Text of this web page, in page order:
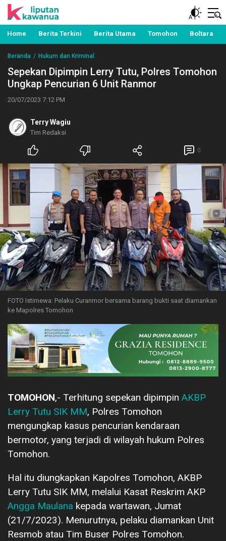
Liputan Kawanua
Berita Manado, Sulawesi Utara, Kawanua, Politik,
Pemerintahan, Hukum Kriminal dan Nasional
Home Berita Terkini Berita Utama Tomohon Boltara
Beranda Hukum dan Kriminal
Sepekan Dipimpin Lerry Tutu, Polres Tomohon
Ungkap Pencurian 6 Unit Ranmor
20/07/2023 7:12 PM
Terry Wagiu
Tim Redaksi
0
FOTO Istimewa: Pelaku Curanmor bersama barang bukti saat diamankan
ke Mapolres Tomohon
TOMOHON,- Terhitung sepekan dipimpin AKBP
Lerry Tutu SIK MM, Polres Tomohon
mengungkap kasus pencurian kendaraan
bermotor, yang terjadi di wilayah hukum Polres
Tomohon.
Hal itu diungkapkan Kapolres Tomohon, AKBP
Lerry Tutu SIK MM, melalui Kasat Reskrim AKP
Angga Maulana kepada wartawan, Jumat
(21/7/2023). Menurutnya, pelaku diamankan Unit
Resmob atau Tim Buser Polres Tomohon.